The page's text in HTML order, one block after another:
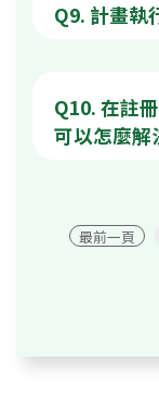
Q9. 計畫執
Q10. 在註
可以怎麼解
最前一頁